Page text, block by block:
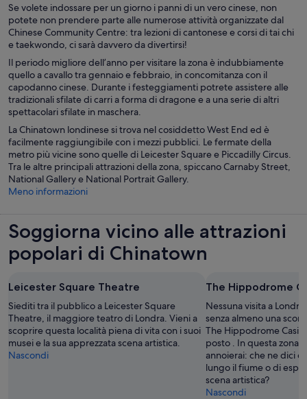
Se volete indossare per un giorno i panni di un vero cinese, non
potete non prendere parte alle numerose attività organizzate dal
Chinese Community Centre: tra lezioni di cantonese e corsi di tai chi
e taekwondo, ci sarà davvero da divertirsi!
Il periodo migliore dell’anno per visitare la zona è indubbiamente
quello a cavallo tra gennaio e febbraio, in concomitanza con il
capodanno cinese. Durante i festeggiamenti potrete assistere alle
tradizionali sfilate di carri a forma di dragone e a una serie di altri
spettacolari sfilate in maschera.
La Chinatown londinese si trova nel cosiddetto West End ed è
facilmente raggiungibile con i mezzi pubblici. Le fermate della
metro più vicine sono quelle di Leicester Square e Piccadilly Circus.
Tra le altre principali attrazioni della zona, spiccano Carnaby Street,
National Gallery e National Portrait Gallery.
Meno informazioni
Soggiorna vicino alle attrazioni
popolari di Chinatown
Leicester Square Theatre
Siediti tra il pubblico a Leicester Square
Theatre, il maggiore teatro di Londra. Vieni a
scoprire questa località piena di vita con i suoi
musei e la sua apprezzata scena artistica.
Nascondi
The Hippodrome
Nessuna visita a
senza almeno una
The Hippodrome
posto . In questa zona
annoierai: che ne dici
lungo il fiume o di
scena artistica?
Nascondi